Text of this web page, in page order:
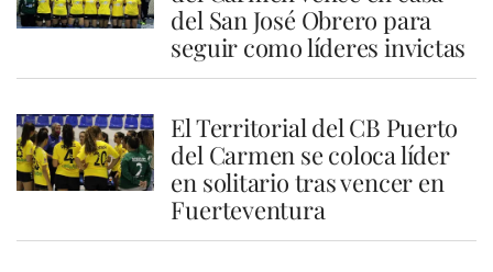
del San José Obrero para
seguir como líderes invictas
El Territorial del CB Puerto
del Carmen se coloca líder
en solitario tras vencer en
Fuerteventura